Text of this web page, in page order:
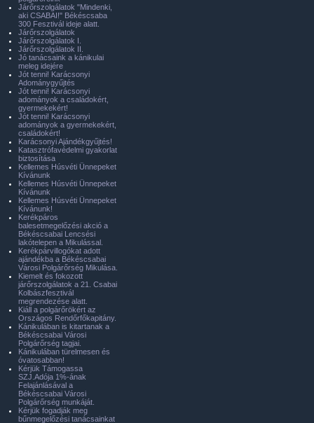
Járőrszolgálatok "Mindenki,
aki CSABAI!" Békéscsaba
300 Fesztivál ideje alatt.
Járőrszolgálatok
Járőrszolgálatok I.
Járőrszolgálatok II.
Jó tanácsaink a kánikulai
meleg idejére
Jót tenni! Karácsonyi
Adománygyűjtés
Jót tenni! Karácsonyi
adományok a családokért,
gyermekekért!
Jót tenni! Karácsonyi
adományok a gyermekekért,
családokért!
Karácsonyi Ajándékgyűjtés!
Katasztrófavédelmi gyakorlat
biztosítása
Kellemes Húsvéti Ünnepeket
Kívánunk
Kellemes Húsvéti Ünnepeket
Kívánunk
Kellemes Húsvéti Ünnepeket
Kívánunk!
Kerékpáros
balesetmegelőzési akció a
Békéscsabai Lencsési
lakótelepen a Mikulással.
Kerékpárvillogókat adott
ajándékba a Békéscsabai
Városi Polgárőrség Mikulása.
Kiemelt és fokozott
járőrszolgálatok a 21. Csabai
Kolbászfesztivál
megrendezése alatt.
Kiáll a polgárőrökért az
Országos Rendőrfőkapitány.
Kánikulában is kitartanak a
Békéscsabai Városi
Polgárőrség tagjai.
Kánikulában türelmesen és
óvatosabban!
Kérjük Támogassa
SZJ.Adója 1%-ának
Felajánlásával a
Békéscsabai Városi
Polgárőrség munkáját.
Kérjük fogadják meg
bűnmegelőzési tanácsainkat